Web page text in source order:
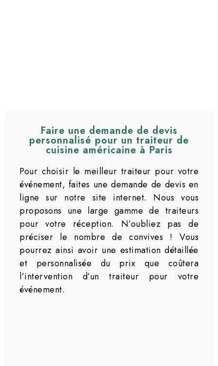
Faire une demande de devis
personnalisé pour un traiteur de
cuisine américaine à Paris
Pour choisir le meilleur traiteur pour votre
événement, faites une demande de devis en
ligne sur notre site internet. Nous vous
proposons une large gamme de traiteurs
pour votre réception. N’oubliez pas de
préciser le nombre de convives ! Vous
pourrez ainsi avoir une estimation détaillée
et personnalisée du prix que coûtera
l’intervention d’un traiteur pour votre
événement.